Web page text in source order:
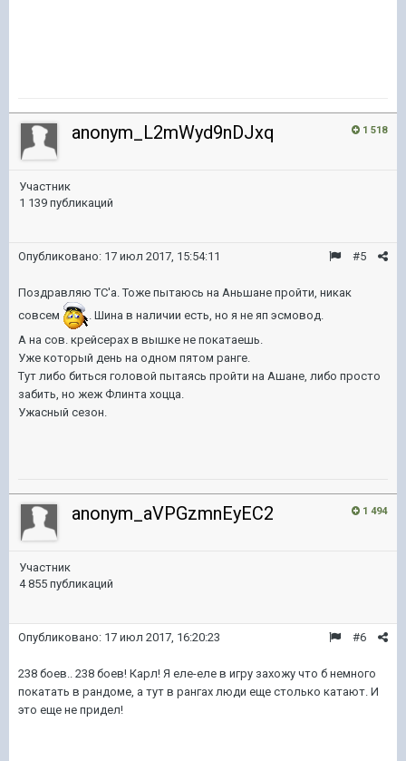
1 518
anonym_L2mWyd9nDJxq
Участник
1 139 публикаций
#5
Опубликовано: 17 июл 2017, 15:54:11
Поздравляю ТС'а. Тоже пытаюсь на Аньшане пройти, никак
совсем
. Шина в наличии есть, но я не яп эсмовод.
А на сов. крейсерах в вышке не покатаешь.
Уже который день на одном пятом ранге.
Тут либо биться головой пытаясь пройти на Ашане, либо просто
забить, но жеж Флинта хоцца.
Ужасный сезон.
1 494
anonym_aVPGzmnEyEC2
Участник
4 855 публикаций
#6
Опубликовано: 17 июл 2017, 16:20:23
238 боев.. 238 боев! Карл! Я еле-еле в игру захожу что б немного
покатать в рандоме, а тут в рангах люди еще столько катают. И
это еще не придел!